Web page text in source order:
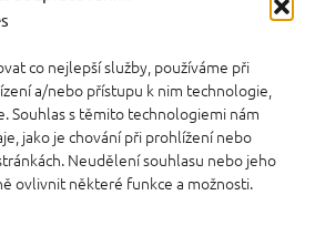
co nejlepší služby, používáme při
a/nebo přístupu k nim technologie,
Souhlas s těmito technologiemi nám
jako je chování při prohlížení nebo
Neudělení souhlasu nebo jeho
ovlivnit některé funkce a možnosti.
s.r.o.|Blog Anglickysdetmi.cz |
|Podmínky použití |O WordPress se
to top ↑